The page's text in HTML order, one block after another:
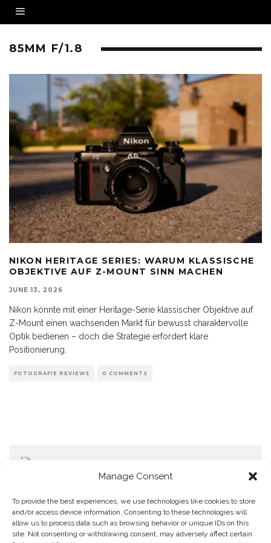
Manage Consent
To provide the best experiences, we use technologies like cookies to store
and/or access device information. Consenting to these technologies will
allow us to process data such as browsing behavior or unique IDs on this
site. Not consenting or withdrawing consent, may adversely affect certain
85MM F/1.8
NIKON HERITAGE SERIES: WARUM KLASSISCHE
OBJEKTIVE AUF Z-MOUNT SINN MACHEN
JUNE 13, 2026
Nikon könnte mit einer Heritage-Serie klassischer Objektive auf
Z-Mount einen wachsenden Markt für bewusst charaktervolle
Optik bedienen – doch die Strategie erfordert klare
Positionierung.
FOTOGRAFIE REVIEWS 0 COMMENTS
Home
Datenschutzerklärung
Impressum
Cookie Policy (EU)